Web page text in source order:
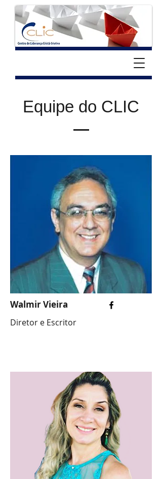
Equipe do CLIC
Walmir Vieira
Diretor e Escritor